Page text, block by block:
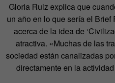
Gloria Ruiz explica que
un año en lo que sería el
acerca de la idea de
atractiva. «Muchas de las
sociedad están canalizadas
directamente en la